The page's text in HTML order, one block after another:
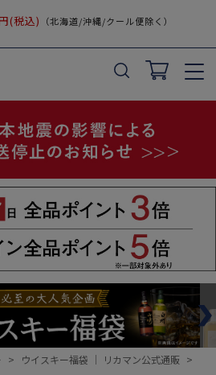
(税込) （北海道/沖縄/クール便除く）
ウイスキー福袋 ｜ リカマン公式通販